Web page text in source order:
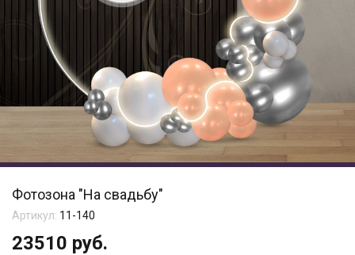
Фотозона "На свадьбу"
Артикул: 11-140
23510 руб.